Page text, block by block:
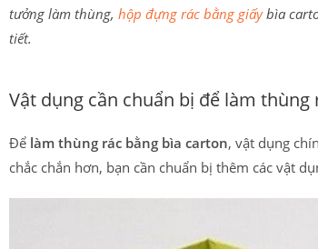
tưởng làm thùng, hộp đựng rác bằng giấybìa
tiết.
Vật dụng cần chuẩn bị để làm
Để làm thùng rác bằng bìa carton, vật dụng
chắc chắn hơn, bạn cần chuẩn bị thêm các vật